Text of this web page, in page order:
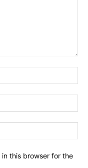
this browser for the